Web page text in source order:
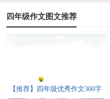
四年级作文图文推荐
【推荐】四年级优秀作文300字